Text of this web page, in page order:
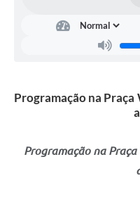
Carta de Serviços
Programação na
Programação na